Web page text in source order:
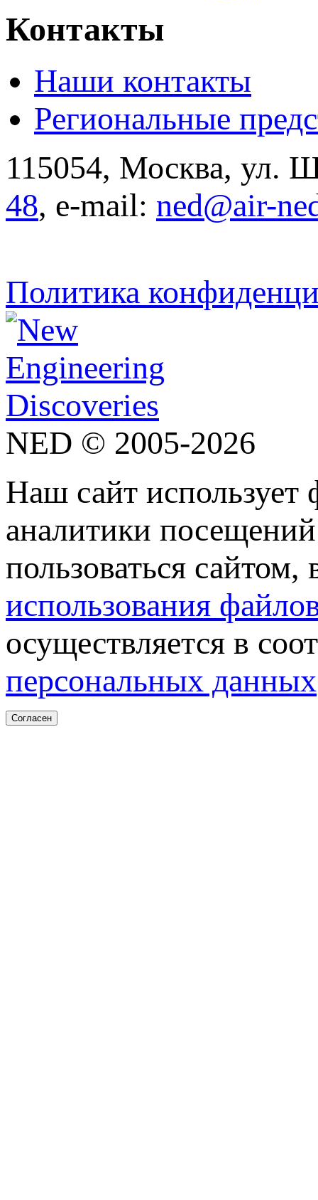
Контакты
Наши контакты
Региональные
115054, Москва, ул.
48, e-mail: ned@air-
Политика
NED © 2005-2026
Наш сайт
аналитики
пользоваться
использования
осуществляется в
персональных данных
Согласен